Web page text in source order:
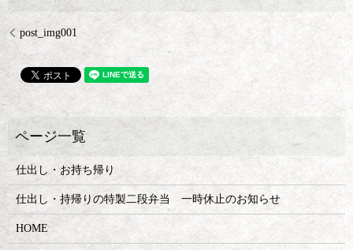
post_img001
仕出し・お持ち帰り
仕出し・持帰りの特製二段弁当 一時休止のお知らせ
HOME